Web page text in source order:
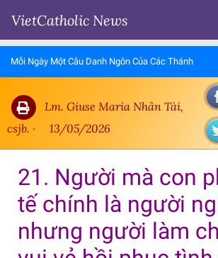
VietCatholic News
Mỗi Ngày Một Câu Danh Ngôn Của Các Thánh
Lm. Giuse Maria Nhân Tài,
csjb. ·
13/05/2026
21. Người mà con
tế chính là người
nhưng người làm